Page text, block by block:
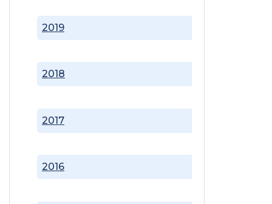
2016
2017
2018
2019